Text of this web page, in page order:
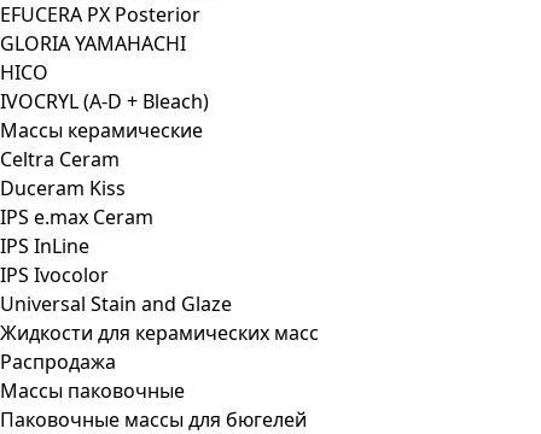
EFUCERA PX Posterior
GLORIA YAMAHACHI
HICO
IVOCRYL (A-D + Bleach)
Массы керамические
Celtra Ceram
Duceram Kiss
IPS e.max Ceram
IPS InLine
IPS Ivocolor
Universal Stain and Glaze
Жидкости для керамических масс
Распродажа
Массы паковочные
Паковочные массы для бюгелей